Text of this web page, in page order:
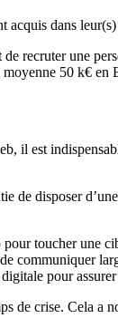
acquis dans
recruter une
50 k€
il est
de disposer
toucher une
pour
crise. Cela a